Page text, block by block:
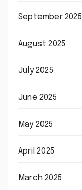
September 2025
August 2025
July 2025
June 2025
May 2025
April 2025
March 2025